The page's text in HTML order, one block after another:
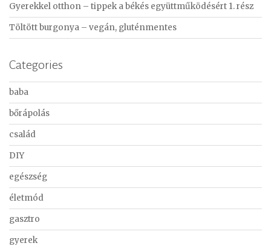
Gyerekkel otthon – tippek a békés együttműködésért 1. rész
Töltött burgonya – vegán, gluténmentes
Categories
baba
bőrápolás
család
DIY
egészség
életmód
gasztro
gyerek